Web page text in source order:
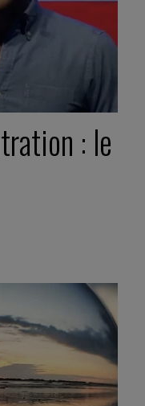
: le